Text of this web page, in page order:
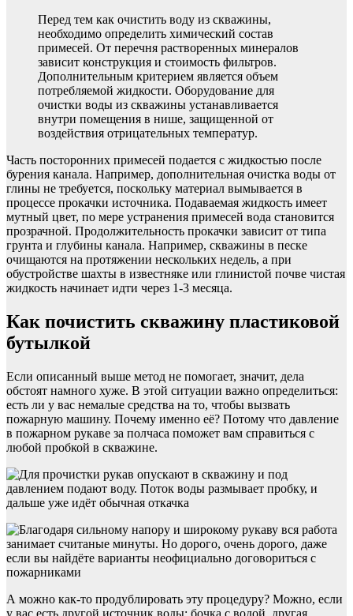
Перед тем как очистить воду из скважины,
необходимо определить химический состав
примесей. От перечня растворенных минералов
зависит конструкция и стоимость фильтров.
Дополнительным критерием является объем
потребляемой жидкости. Оборудование для
очистки воды из скважины устанавливается
внутри помещения в нише, защищенной от
воздействия отрицательных температур.
Часть посторонних примесей подается с жидкостью после
бурения канала. Например, дополнительная очистка воды от
глины не требуется, поскольку материал вымывается в
процессе прокачки источника. Подаваемая жидкость имеет
мутный цвет, по мере устранения примесей вода становится
прозрачной. Продолжительность прокачки зависит от типа
грунта и глубины канала. Например, скважины в песке
очищаются на протяжении нескольких недель, а при
обустройстве шахты в известняке или глинистой почве чистая
жидкость начинает идти через 1-3 месяца.
Как почистить скважину пластиковой
бутылкой
Если описанный выше метод не помогает, значит, дела
обстоят намного хуже. В этой ситуации важно определиться:
есть ли у вас немалые средства на то, чтобы вызвать
пожарную машину. Почему именно её? Потому что давление
в пожарном рукаве за полчаса поможет вам справиться с
любой пробкой в скважине.
А можно как-то продублировать эту процедуру? Можно, если
у вас есть другой источник воды: бочка с водой, другая